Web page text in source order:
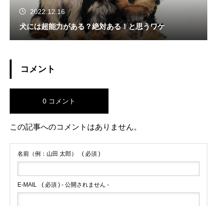
2022.12.16
犬には超能力がある？絶対ある！と思うワケ
コメント
0 コメント
この記事へのコメントはありません。
名前（例：山田 太郎） ( 必須 )
E-MAIL ( 必須 ) - 公開されません -